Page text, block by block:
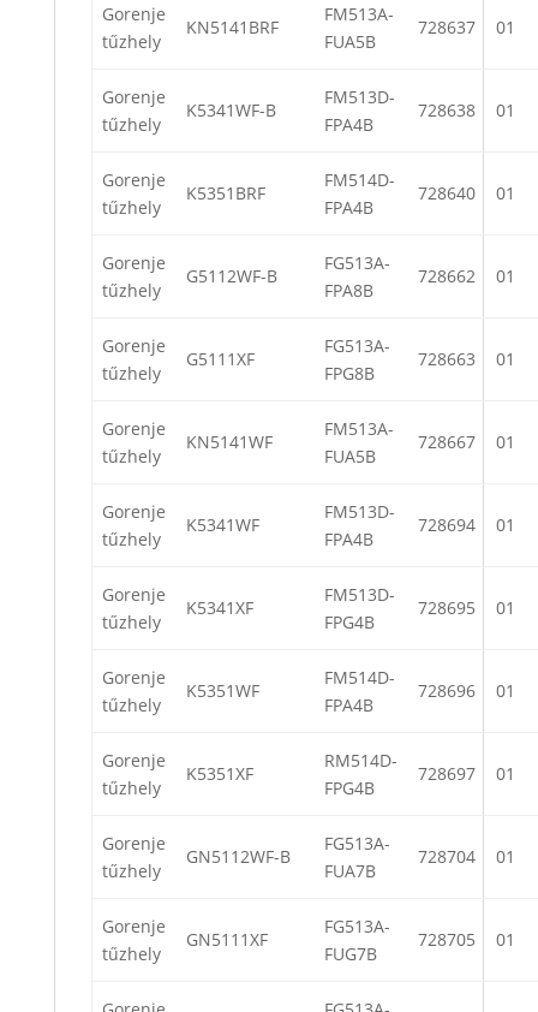
Gorenje
tűzhely
KN5141BRF
FM513A-
FUA5B
728637 01
Gorenje
tűzhely
K5341WF-B
FM513D-
FPA4B
728638 01
Gorenje
tűzhely
K5351BRF
FM514D-
FPA4B
728640 01
Gorenje
tűzhely
G5112WF-B
FG513A-
FPA8B
728662 01
Gorenje
tűzhely
G5111XF
FG513A-
FPG8B
728663 01
Gorenje
tűzhely
KN5141WF
FM513A-
FUA5B
728667 01
Gorenje
tűzhely
K5341WF
FM513D-
FPA4B
728694 01
Gorenje
tűzhely
K5341XF
FM513D-
FPG4B
728695 01
Gorenje
tűzhely
K5351WF
FM514D-
FPA4B
728696 01
Gorenje
tűzhely
K5351XF
RM514D-
FPG4B
728697 01
Gorenje
tűzhely
GN5112WF-B
FG513A-
FUA7B
728704 01
Gorenje
tűzhely
GN5111XF
FG513A-
FUG7B
728705 01